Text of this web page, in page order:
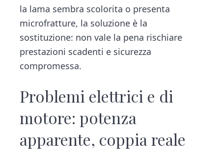
la lama sembra scolorita o presenta
microfratture, la soluzione è la
sostituzione: non vale la pena rischiare
prestazioni scadenti e sicurezza
compromessa.
Problemi elettrici e di
motore: potenza
apparente, coppia reale